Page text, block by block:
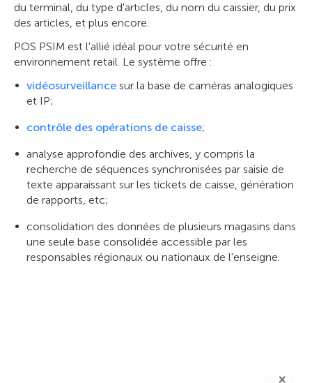
du terminal, du type d'articles, du nom du caissier, du prix
des articles, et plus encore.
POS PSIM est l'allié idéal pour votre sécurité en
environnement retail. Le système offre :
vidéosurveillance sur la base de caméras analogiques
et IP;
contrôle des opérations de caisse;
analyse approfondie des archives, y compris la
recherche de séquences synchronisées par saisie de
texte apparaissant sur les tickets de caisse, génération
de rapports, etc;
consolidation des données de plusieurs magasins dans
une seule base consolidée accessible par les
responsables régionaux ou nationaux de l'enseigne.